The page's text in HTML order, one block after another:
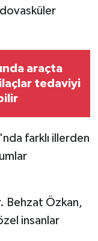
araçta
ilaçlar tedaviyi
farklı illerden
Behzat Özkan,
insanlar